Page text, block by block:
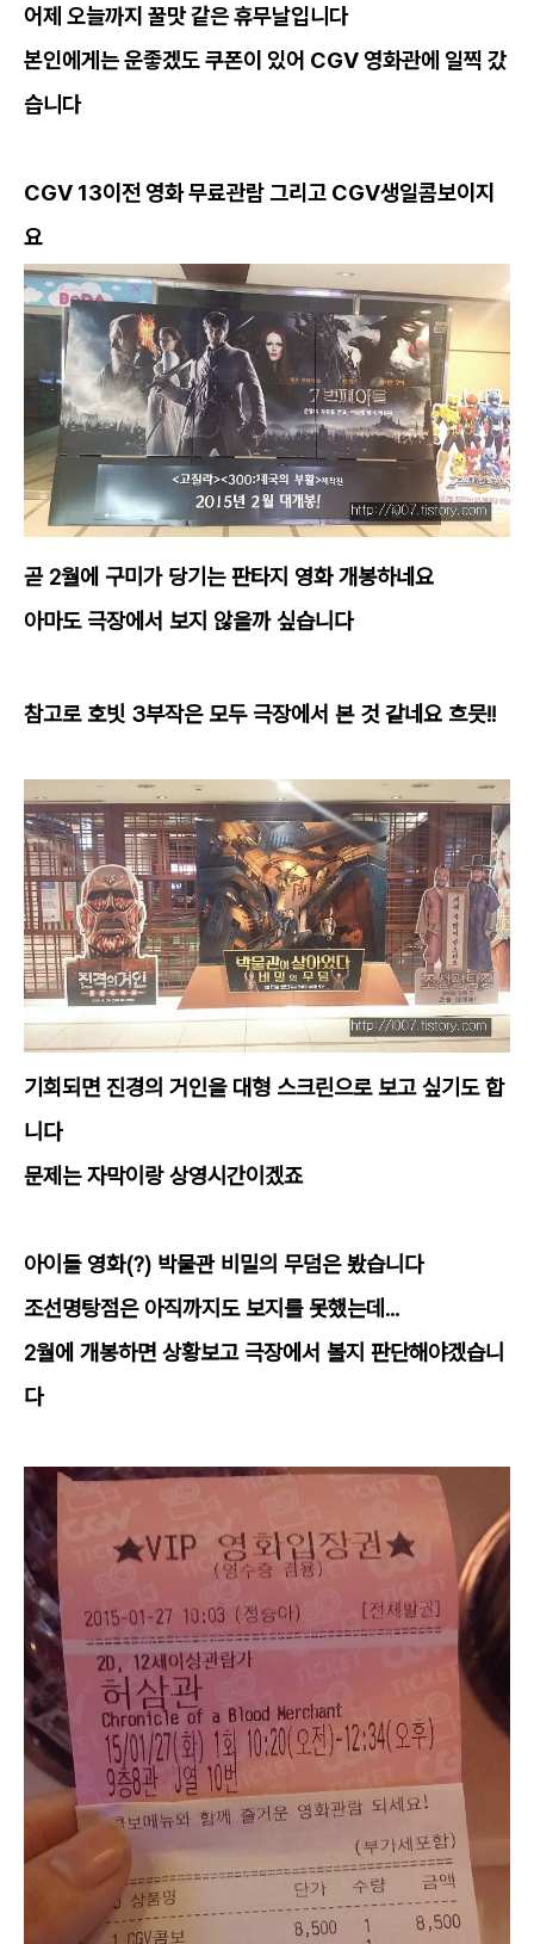
어제 오늘까지 꿀맛 같은 휴무날입니다
본인에게는 운좋겠도 쿠폰이 있어 CGV 영화관에 일찍 갔
습니다
CGV 13이전 영화 무료관람 그리고 CGV생일콤보이지
요
곧 2월에 구미가 당기는 판타지 영화 개봉하네요
아마도 극장에서 보지 않을까 싶습니다
참고로 호빗 3부작은 모두 극장에서 본 것 같네요 흐믓!!
기회되면 진경의 거인을 대형 스크린으로 보고 싶기도 합
니다
문제는 자막이랑 상영시간이겠죠
아이들 영화(?) 박물관 비밀의 무덤은 봤습니다
조선명탕점은 아직까지도 보지를 못했는데...
2월에 개봉하면 상황보고 극장에서 볼지 판단해야겠습니
다